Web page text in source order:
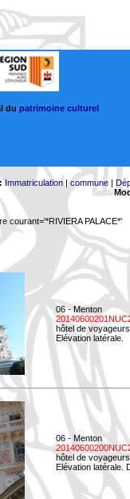
du patrimoine culturel
Immatriculation|commune|
courant='*RIVIERA PALACE*'
06 - Menton
hôtel de
Elévation latérale.
06 - Menton
hôtel de
Elévation latérale.